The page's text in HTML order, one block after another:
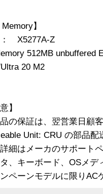
Memory】
X5277A-Z
512MB unbuffered
20 M2
】
品の保証は、翌営業日顧
Unit: CRU の部品
細はメーカのサポート
タ、キーボード、OSメ
ンペーンモデルに限り